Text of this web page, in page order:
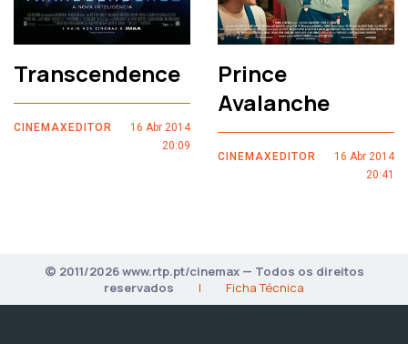
Transcendence
CINEMAXEDITOR
16 Abr 2014
20:09
Prince
Avalanche
CINEMAXEDITOR
16 Abr 2014
20:41
© 2011/2026 www.rtp.pt/cinemax — Todos os direitos
reservados
| Ficha Técnica